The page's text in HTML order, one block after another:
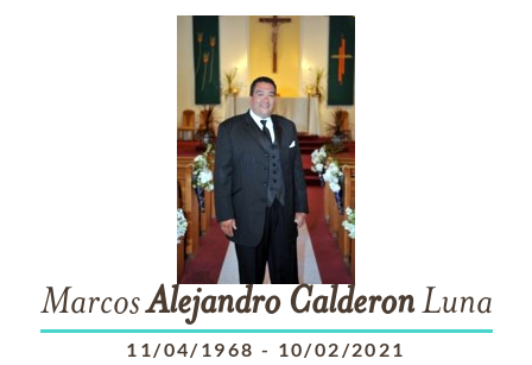
MarcosAlejandro CalderonLuna
11/04/1968 - 10/02/2021